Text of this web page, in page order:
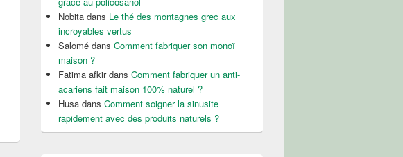
Nobita dans Le thé des montagnes grec aux
incroyables vertus
Salomé dans Comment fabriquer son monoï
maison ?
Fatima afkirdans Comment fabriquer un anti-
acariens fait maison 100% naturel ?
Husa dans Comment soigner la sinusite
rapidement avec des produits naturels ?